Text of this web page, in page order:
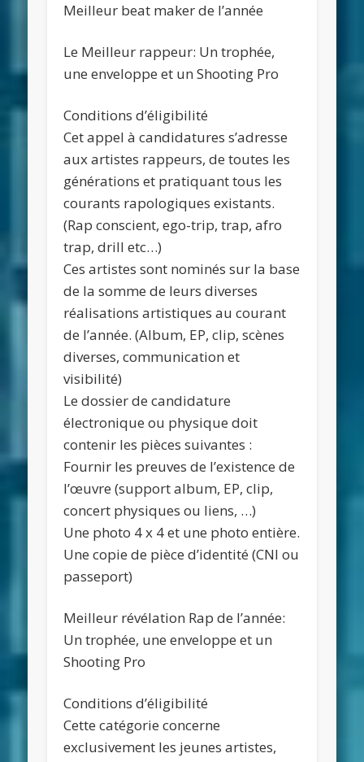
Meilleur beat maker de l’année
Le Meilleur rappeur: Un trophée,
une enveloppe et un Shooting Pro
Conditions d’éligibilité
Cet appel à candidatures s’adresse
aux artistes rappeurs, de toutes les
générations et pratiquant tous les
courants rapologiques existants.
(Rap conscient, ego-trip, trap, afro
trap, drill etc…)
Ces artistes sont nominés sur la base
de la somme de leurs diverses
réalisations artistiques au courant
de l’année. (Album, EP, clip, scènes
diverses, communication et
visibilité)
Le dossier de candidature
électronique ou physique doit
contenir les pièces suivantes :
Fournir les preuves de l’existence de
l’œuvre (support album, EP, clip,
concert physiques ou liens, …)
Une photo 4 x 4 et une photo entière.
Une copie de pièce d’identité (CNI ou
passeport)
Meilleur révélation Rap de l’année:
Un trophée, une enveloppe et un
Shooting Pro
Conditions d’éligibilité
Cette catégorie concerne
exclusivement les jeunes artistes,